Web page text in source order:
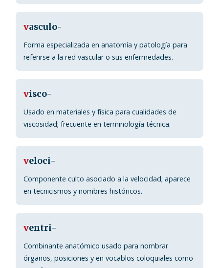
vasculo-
Forma especializada en anatomía y patología para
referirse a la red vascular o sus enfermedades.
visco-
Usado en materiales y física para cualidades de
viscosidad; frecuente en terminología técnica.
veloci-
Componente culto asociado a la velocidad; aparece
en tecnicismos y nombres históricos.
ventri-
Combinante anatómico usado para nombrar
órganos, posiciones y en vocablos coloquiales como